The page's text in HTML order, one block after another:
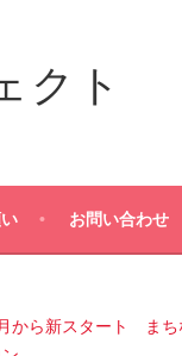
クト
お問い合わせ